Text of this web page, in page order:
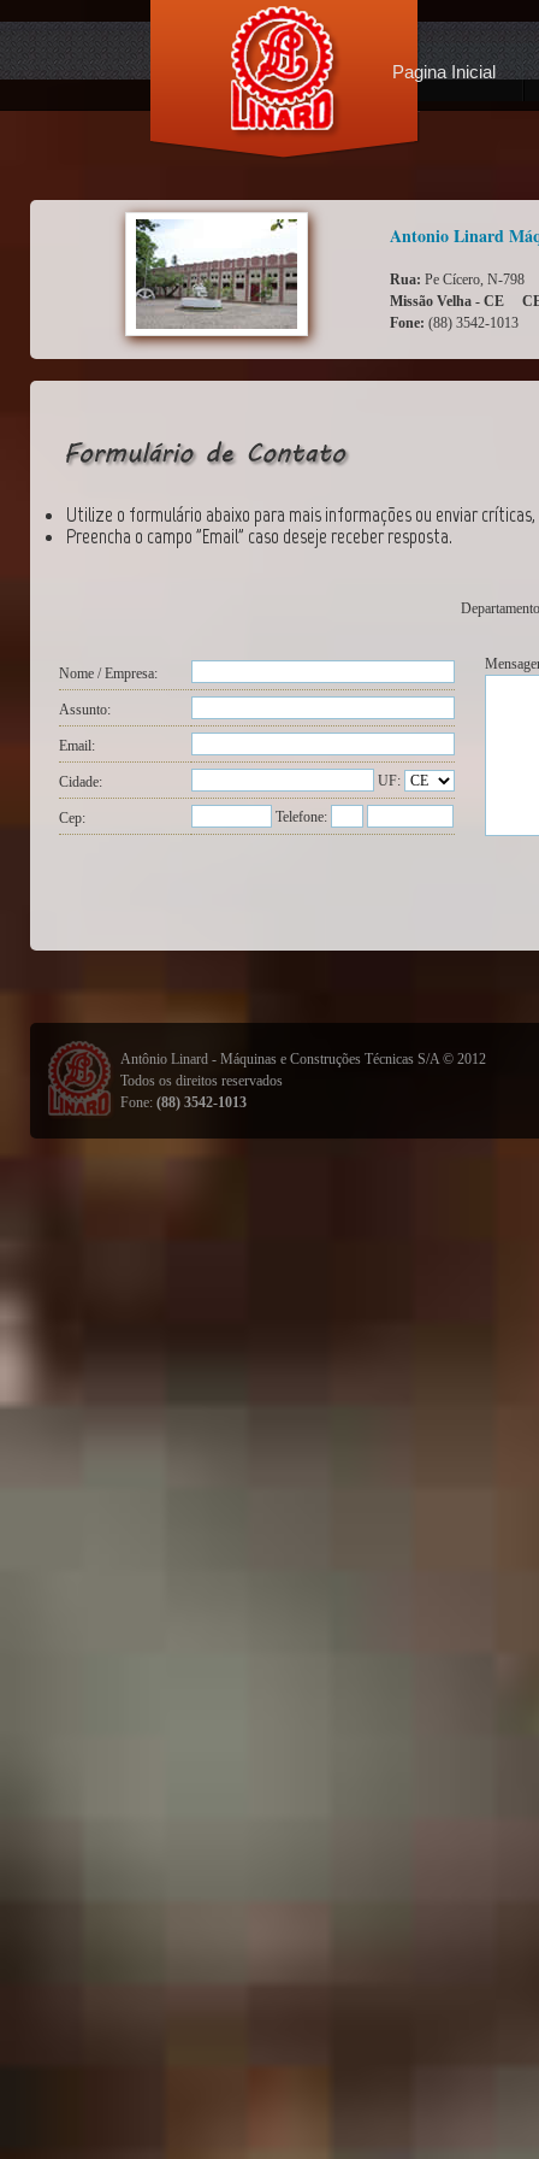
Pagina Inicial
Antonio Linard
Rua: Pe Cícero, N-
Missão Velha - CE
Fone: (88) 3542-1013
Utilize o formulário abaixo para mais informações ou enviar
Preencha o campo "Email" caso deseje receber resposta.
Nome / Empresa:
Assunto:
Email:
Cidade: UF:
Cep: Telefone:
Antônio Linard - Máquinas e Construções Técnicas S/A © 2012
Todos os direitos reservados
Fone: (88) 3542-1013